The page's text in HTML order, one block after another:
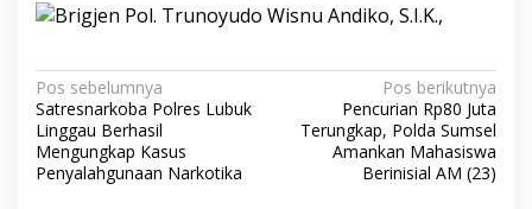
Navigasi
pos
Pos sebelumnya
Satresnarkoba Polres Lubuk
Linggau Berhasil
Mengungkap Kasus
Penyalahgunaan Narkotika
Pos berikutnya
Pencurian Rp80 Juta
Terungkap, Polda Sumsel
Amankan Mahasiswa
Berinisial AM (23)